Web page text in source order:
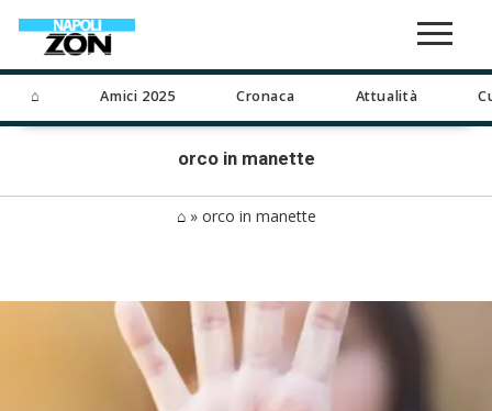
⌂ Amici 2025 Cronaca Attualità
orco in manette
⌂» orco in manette